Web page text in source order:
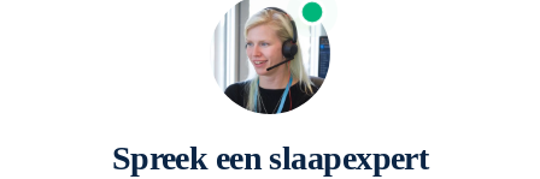
Spreek een slaapexpert